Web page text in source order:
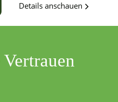
Details anschauen
Vertrauen